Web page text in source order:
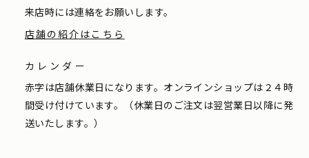
来店時には連絡をお願いします。
店舗の紹介はこちら
カレンダー
赤字は店舗休業日になります。オンラインショップは２４時
間受け付けています。（休業日のご注文は翌営業日以降に発
送いたします。）